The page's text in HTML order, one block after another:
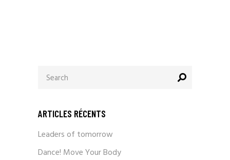
ARTICLES RÉCENTS
Leaders of tomorrow
Dance! Move Your Body